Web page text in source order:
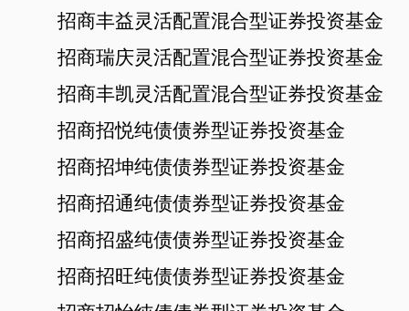
招商丰益灵活配置混合型证券投资基金
招商瑞庆灵活配置混合型证券投资基金
招商丰凯灵活配置混合型证券投资基金
招商招悦纯债债券型证券投资基金
招商招坤纯债债券型证券投资基金
招商招通纯债债券型证券投资基金
招商招盛纯债债券型证券投资基金
招商招旺纯债债券型证券投资基金